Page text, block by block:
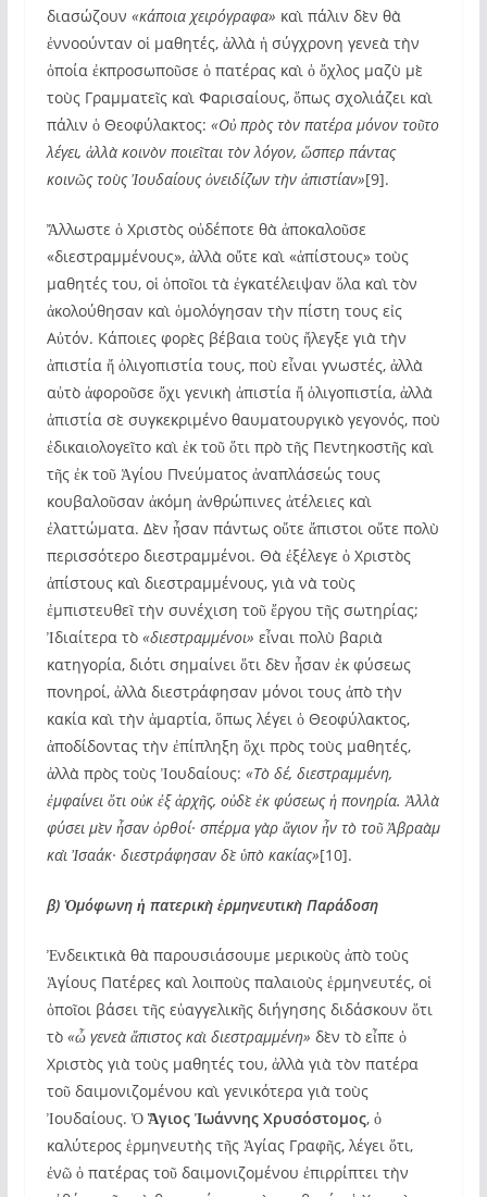
διασώζουν «κάποια χειρόγραφα» καὶ πάλιν δὲν θὰ
ἐννοούνταν οἱ μαθητές, ἀλλὰ ἡ σύγχρονη γενεὰ τὴν
ὁποία ἐκπροσωποῦσε ὁ πατέρας καὶ ὁ ὄχλος μαζὺ μὲ
τοὺς Γραμματεῖς καὶ Φαρισαίους, ὅπως σχολιάζει καὶ
πάλιν ὁ Θεοφύλακτος: «Οὐ πρὸς τὸν πατέρα μόνον τοῦτο
λέγει, ἀλλὰ κοινὸν ποιεῖται τὸν λόγον, ὥσπερ πάντας
κοινῶς τοὺς Ἰουδαίους ὀνειδίζων τὴν ἀπιστίαν»[9].
Ἄλλωστε ὁ Χριστὸς οὐδέποτε θὰ ἀποκαλοῦσε
«διεστραμμένους», ἀλλὰ οὔτε καὶ «ἀπίστους» τοὺς
μαθητές του, οἱ ὁποῖοι τὰ ἐγκατέλειψαν ὅλα καὶ τὸν
ἀκολούθησαν καὶ ὁμολόγησαν τὴν πίστη τους εἰς
Αὐτόν. Κάποιες φορὲς βέβαια τοὺς ἤλεγξε γιὰ τὴν
ἀπιστία ἤ ὀλιγοπιστία τους, ποὺ εἶναι γνωστές, ἀλλὰ
αὐτὸ ἀφοροῦσε ὄχι γενικὴ ἀπιστία ἤ ὀλιγοπιστία, ἀλλὰ
ἀπιστία σὲ συγκεκριμένο θαυματουργικὸ γεγονός, ποὺ
ἐδικαιολογεῖτο καὶ ἐκ τοῦ ὅτι πρὸ τῆς Πεντηκοστῆς καὶ
τῆς ἐκ τοῦ Ἁγίου Πνεύματος ἀναπλάσεώς τους
κουβαλοῦσαν ἀκόμη ἀνθρώπινες ἀτέλειες καὶ
ἐλαττώματα. Δὲν ἦσαν πάντως οὔτε ἄπιστοι οὔτε πολὺ
περισσότερο διεστραμμένοι. Θὰ ἐξέλεγε ὁ Χριστὸς
ἀπίστους καὶ διεστραμμένους, γιὰ νὰ τοὺς
ἐμπιστευθεῖ τὴν συνέχιση τοῦ ἔργου τῆς σωτηρίας;
Ἰδιαίτερα τὸ «διεστραμμένοι» εἶναι πολὺ βαριὰ
κατηγορία, διότι σημαίνει ὅτι δὲν ἦσαν ἐκ φύσεως
πονηροί, ἀλλὰ διεστράφησαν μόνοι τους ἀπὸ τὴν
κακία καὶ τὴν ἁμαρτία, ὅπως λέγει ὁ Θεοφύλακτος,
ἀποδίδοντας τὴν ἐπίπληξη ὄχι πρὸς τοὺς μαθητές,
ἀλλὰ πρὸς τοὺς Ἰουδαίους: «Τὸ δέ, διεστραμμένη,
ἐμφαίνει ὅτι οὐκ ἐξ ἀρχῆς, οὐδὲ ἐκ φύσεως ἡ πονηρία. Ἀλλὰ
φύσει μὲν ἦσαν ὀρθοί· σπέρμα γὰρ ἅγιον ἦν τὸ τοῦ Ἀβραὰμ
καὶ Ἰσαάκ· διεστράφησαν δὲ ὑπὸ κακίας»[10].
β) Ὁμόφωνη ἡ πατερικὴ ἑρμηνευτικὴ Παράδοση
Ἐνδεικτικὰ θὰ παρουσιάσουμε μερικοὺς ἀπὸ τοὺς
Ἁγίους Πατέρες καὶ λοιποὺς παλαιοὺς ἑρμηνευτές, οἱ
ὁποῖοι βάσει τῆς εὐαγγελικῆς διήγησης διδάσκουν ὅτι
τὸ «ὦ γενεὰ ἄπιστος καὶ διεστραμμένη» δὲν τὸ εἶπε ὁ
Χριστὸς γιὰ τοὺς μαθητές του, ἀλλὰ γιὰ τὸν πατέρα
τοῦ δαιμονιζομένου καὶ γενικότερα γιὰ τοὺς
Ἰουδαίους. Ὁ Ἅγιος Ἰωάννης Χρυσόστομος, ὁ
καλύτερος ἑρμηνευτὴς τῆς Ἁγίας Γραφῆς, λέγει ὅτι,
ἐνῶ ὁ πατέρας τοῦ δαιμονιζομένου ἐπιρρίπτει τὴν